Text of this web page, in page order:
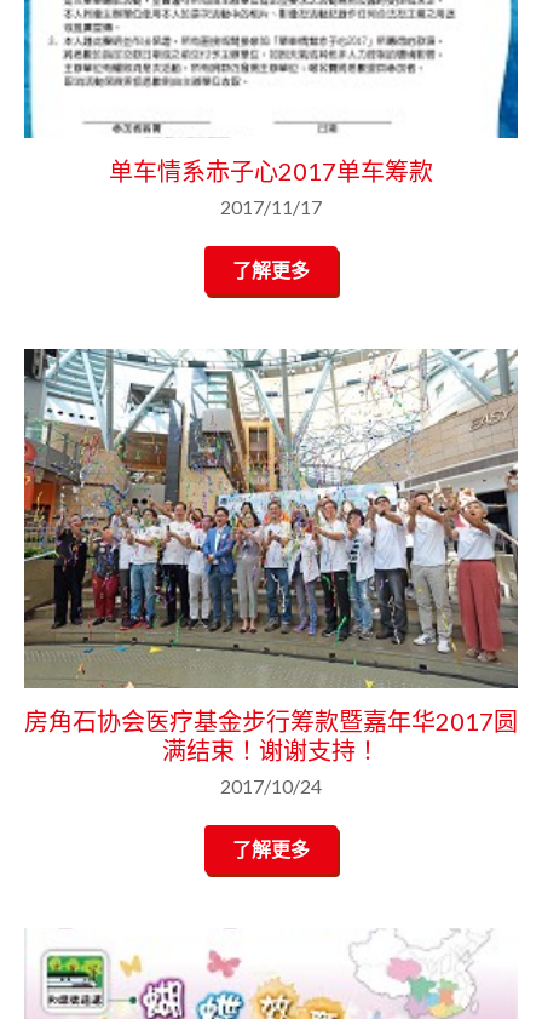
单车情系赤子心2017单车筹款
2017/11/17
了解更多
房角石协会医疗基金步行筹款暨嘉年华2017圆
满结束！谢谢支持！
2017/10/24
了解更多